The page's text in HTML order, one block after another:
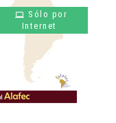
Sólo por
Internet